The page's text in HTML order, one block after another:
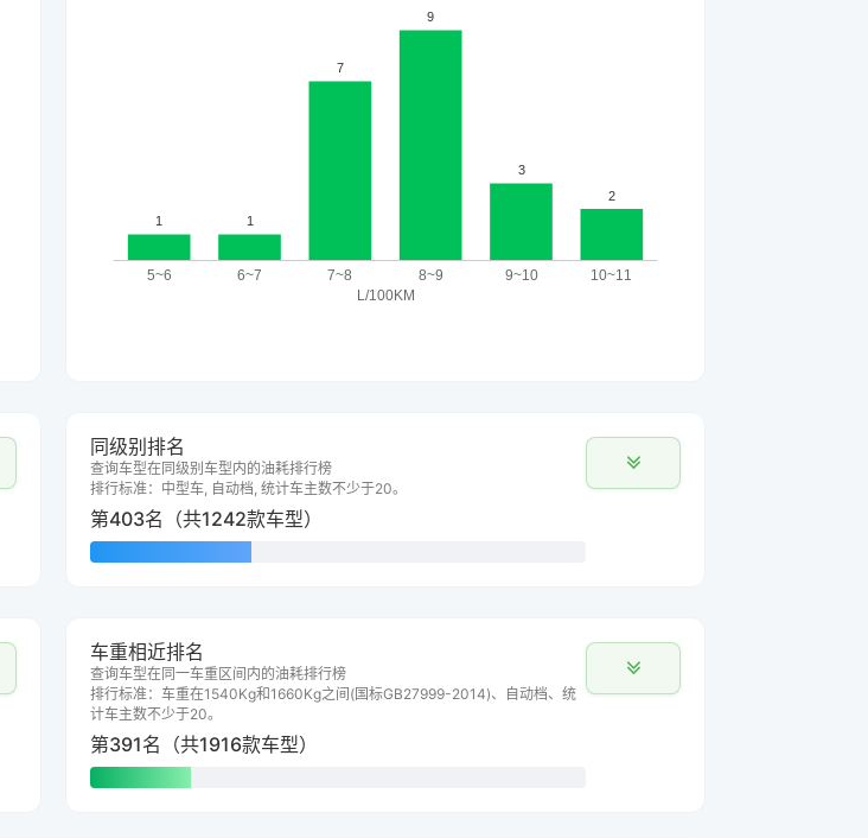
同级别排名
查询车型在同级别车型内的油耗排行榜
排行标准：中型车, 自动档, 统计车主数不少于20。
第403名（共1242款车型）
车重相近排名
查询车型在同一车重区间内的油耗排行榜
排行标准：车重在1540Kg和1660Kg之间(国标GB27999-2014)、自动档、统
计车主数不少于20。
第391名（共1916款车型）